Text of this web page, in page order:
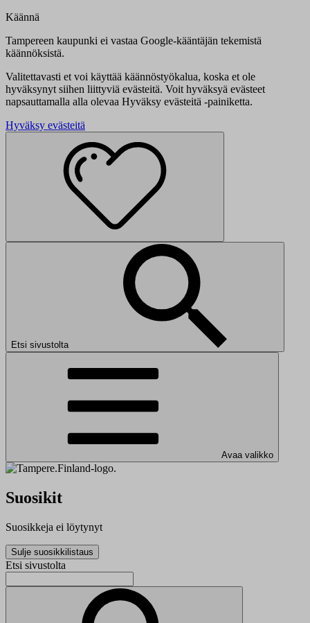
Käännä
Tampereen kaupunki ei vastaa Google-kääntäjän tekemistä
käännöksistä.
Valitettavasti et voi käyttää käännöstyökalua, koska et ole
hyväksynyt siihen liittyviä evästeitä. Voit hyväksyä evästeet
napsauttamalla alla olevaa Hyväksy evästeitä -painiketta.
Hyväksy evästeitä
Etsi sivustolta
Avaa valikko
Suosikit
Suosikkeja ei löytynyt
Sulje suosikkilistaus
Etsi sivustolta